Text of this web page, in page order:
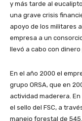
y más tarde al
una grave crisis
apoyo de los militares
empresa a un
llevó a cabo con dinero
En el año 2000 el
grupo ORSA, que en
actividad maderera.
el sello del FSC, a
manejo forestal de